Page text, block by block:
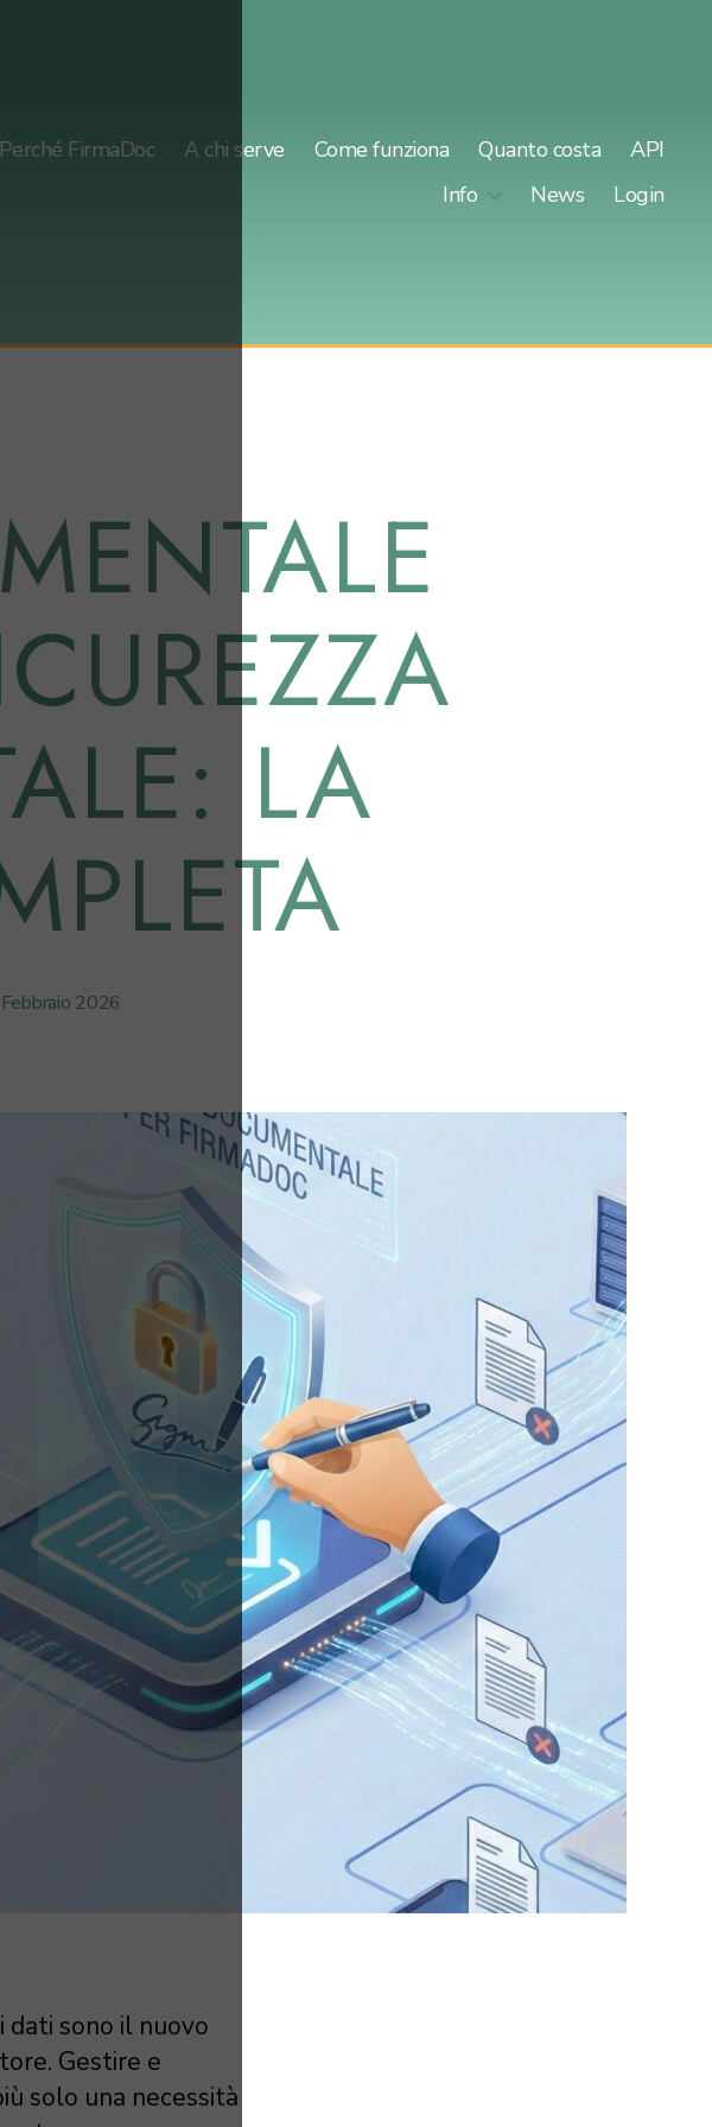
Perché FirmaDoc A chi serve Come funziona Quanto costa
API
Info
News Login
LA
2026
dati sono il nuovo
Gestire e
solo una necessità